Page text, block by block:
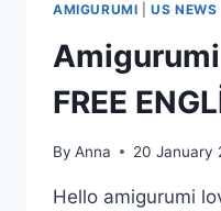
AMIGURUMI |US NEWS
FREE
By Anna 20 January
Hello amigurumi